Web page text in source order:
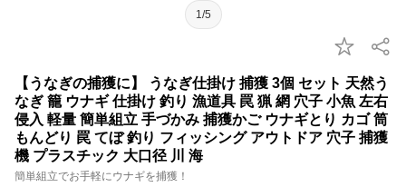
1/5
【うなぎの捕獲に】 うなぎ仕掛け 捕獲 3個 セット 天然う
なぎ 籠 ウナギ 仕掛け 釣り 漁道具 罠 猟 網 穴子 小魚 左右
侵入 軽量 簡単組立 手づかみ 捕獲かご ウナギとり カゴ 筒
もんどり 罠 てぼ 釣り フィッシング アウトドア 穴子 捕獲
機 プラスチック 大口径 川 海
簡単組立でお手軽にウナギを捕獲！